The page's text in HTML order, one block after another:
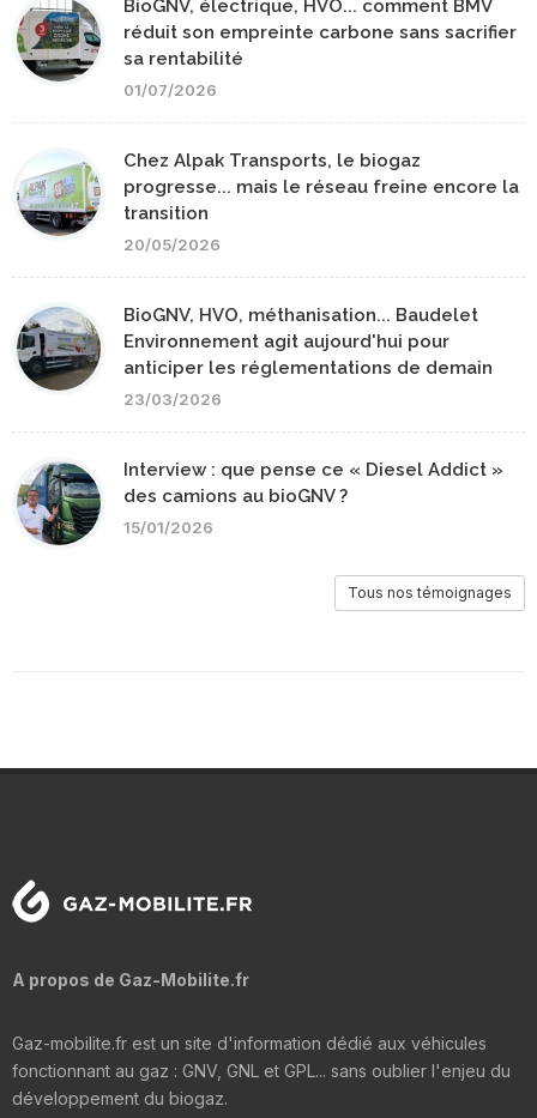
BioGNV, électrique, HVO... comment BMV
réduit son empreinte carbone sans sacrifier
sa rentabilité
01/07/2026
Chez Alpak Transports, le biogaz
progresse... mais le réseau freine encore la
transition
20/05/2026
BioGNV, HVO, méthanisation... Baudelet
Environnement agit aujourd'hui pour
anticiper les réglementations de demain
23/03/2026
Interview : que pense ce « Diesel Addict »
des camions au bioGNV ?
15/01/2026
Tous nos témoignages
A propos de Gaz-Mobilite.fr
Gaz-mobilite.fr est un site d'information dédié aux véhicules
fonctionnant au gaz : GNV, GNL et GPL... sans oublier l'enjeu du
développement du biogaz.